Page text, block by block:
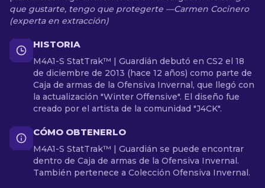
que gustarte, tengo que protegerte —Carmen Cocinero
(experta en extracción)
HISTORIA
M4A1-S StatTrak™ | Guardián debutó en CS2 el 18
de diciembre de 2013 (hace 12 años) como parte de
Caja de armas de la Ofensiva Invernal, que llegó con
la actualización "Winter Offensive". El diseño fue
creado por el artista de la comunidad "J4CK".
CÓMO OBTENERLO
M4A1-S StatTrak™ | Guardián se puede encontrar
dentro de Caja de armas de la Ofensiva Invernal.
También pertenece a Colección Ofensiva Invernal.